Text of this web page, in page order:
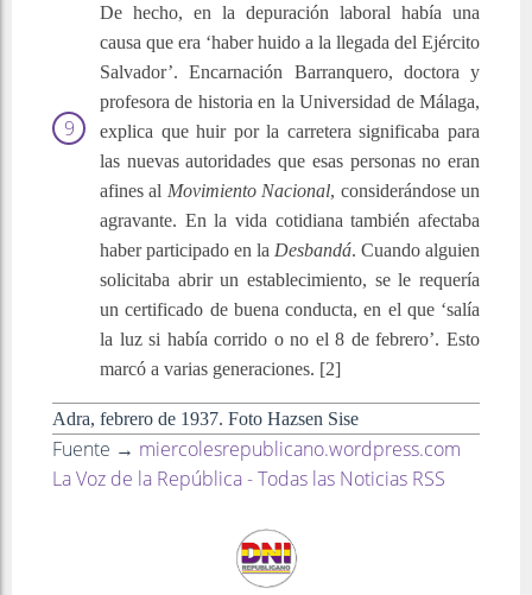
De hecho, en la depuración laboral había una
causa que era ‘haber huido a la llegada del Ejército
Salvador’. Encarnación Barranquero, doctora y
profesora de historia en la Universidad de Málaga,
explica que huir por la carretera significaba para
las nuevas autoridades que esas personas no eran
afines al Movimiento Nacional, considerándose un
agravante. En la vida cotidiana también afectaba
haber participado en la Desbandá. Cuando alguien
solicitaba abrir un establecimiento, se le requería
un certificado de buena conducta, en el que ‘salía
la luz si había corrido o no el 8 de febrero’. Esto
marcó a varias generaciones. [2]
Adra, febrero de 1937. Foto Hazsen Sise
Fuente → miercolesrepublicano.wordpress.com
La Voz de la República - Todas las Noticias RSS